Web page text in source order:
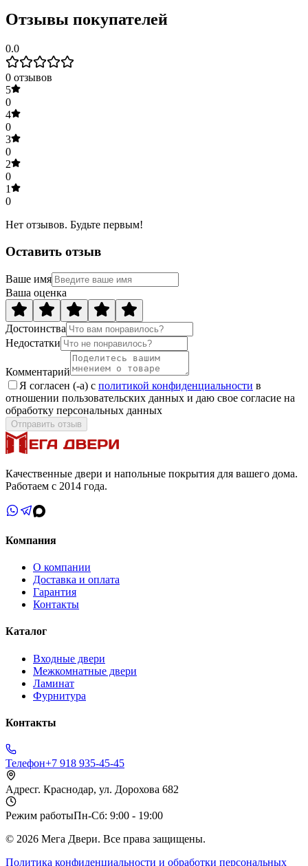
Отзывы покупателей
0.0
0 отзывов
5
0
4
0
3
0
2
0
1
0
Нет отзывов. Будьте первым!
Оставить отзыв
Ваше имя
Ваша оценка
Достоинства
Недостатки
Комментарий
Я согласен (-а) с политикой конфиденциальности в
отношении пользовательских данных и даю свое согласие на
обработку персональных данных
Отправить отзыв
Качественные двери и напольные покрытия для вашего дома.
Работаем с 2014 года.
Компания
О компании
Доставка и оплата
Гарантия
Контакты
Каталог
Входные двери
Межкомнатные двери
Ламинат
Фурнитура
Контакты
Телефон+7 918 935-45-45
Адресг. Краснодар, ул. Дорохова 682
Режим работыПн-Сб: 9:00 - 19:00
© 2026 Мега Двери. Все права защищены.
Политика конфиденциальности и обработки персональных